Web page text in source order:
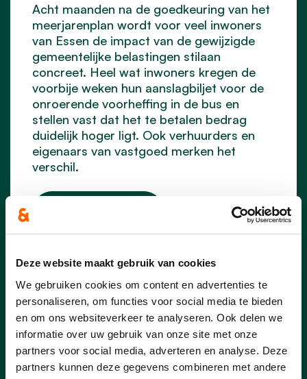
Deze website maakt gebruik van cookies
We gebruiken cookies om content en advertenties te
personaliseren, om functies voor social media te bieden
en om ons websiteverkeer te analyseren. Ook delen we
informatie over uw gebruik van onze site met onze
partners voor social media, adverteren en analyse. Deze
partners kunnen deze gegevens combineren met andere
Acht maanden na de goedkeuring van het
meerjarenplan wordt voor veel inwoners
van Essen de impact van de gewijzigde
gemeentelijke belastingen stilaan
concreet. Heel wat inwoners kregen de
voorbije weken hun aanslagbiljet voor de
onroerende voorheffing in de bus en
stellen vast dat het te betalen bedrag
duidelijk hoger ligt. Ook verhuurders en
eigenaars van vastgoed merken het
verschil.